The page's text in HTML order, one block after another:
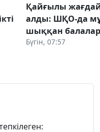
Қайғылы
алды: ШҚО-да
шыққан
Бүгін, 07:57